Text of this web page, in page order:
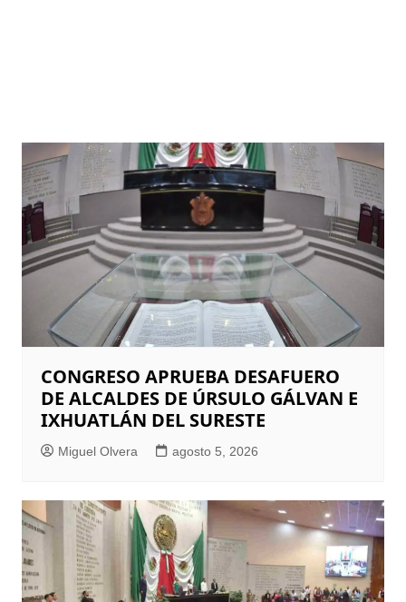
CONGRESO APRUEBA DESAFUERO
DE ALCALDES DE ÚRSULO GÁLVAN E
IXHUATLÁN DEL SURESTE
Miguel Olvera agosto 5, 2026